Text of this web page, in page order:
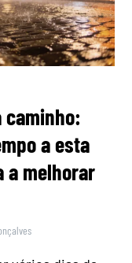
caminho:
a esta
a melhorar